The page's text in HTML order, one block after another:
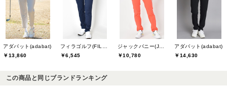
アダバット(adabat)
￥13,860
￥6,545
￥10,780
アダバット(adabat)
￥14,630
この商品と同じブランドランキング